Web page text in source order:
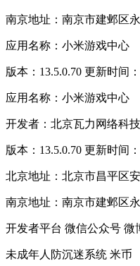
南京地址：南京市建邺区
应用名称：小米游戏中心
版本：13.5.0.70 更新时间
应用名称：小米游戏中心
开发者：北京瓦力网络科
版本：13.5.0.70 更新时间
北京地址：北京市昌平区
南京地址：南京市建邺区
开发者平台 微信公众号 微
未成年人防沉迷系统 米币